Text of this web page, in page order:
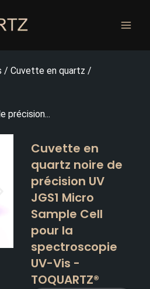
/ Cuvette en quartz /
précision...
Cuvette en
quartz noire de
précision UV
JGS1 Micro
Sample Cell
pour la
spectroscopie
UV-Vis -
TOQUARTZ®